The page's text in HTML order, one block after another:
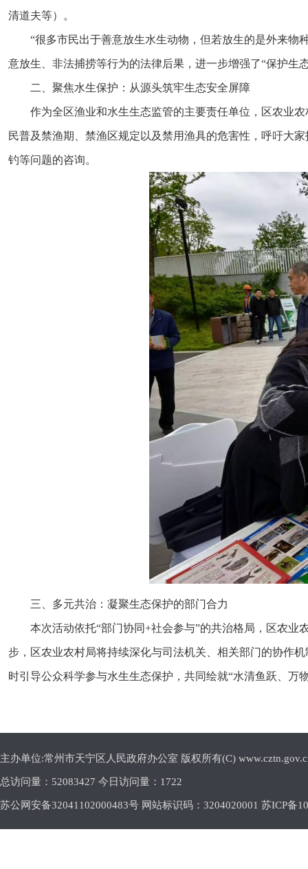
清道夫等）。
“很多市民出于善意放生水生动物，但若放生的是外来物
意放生、非法捕捞等行为的法律后果，进一步增强了“保护生
二、聚焦水生保护：从源头筑牢生态安全屏障
作为全区渔业和水生生态监管的主要责任单位，区农业
民普及禁渔期、禁渔区规定以及禁用渔具的危害性，呼吁大
钓等问题的咨询。
三、多元共治：凝聚生态保护的部门合力
本次活动依托“部门协同+社会参与”的共治格局，区农
步，区农业农村局将持续深化与司法机关、相关部门的协作
时引导公众科学参与水生生态保护，共同绘就“水清鱼跃、万
主办单位:常州市天宁区人民政府办公室 版权所有(C)
总访问量： 52083427 今日访问量： 1722
苏公网安备32041102000483号 网站标识码：3204020001 苏ICP备